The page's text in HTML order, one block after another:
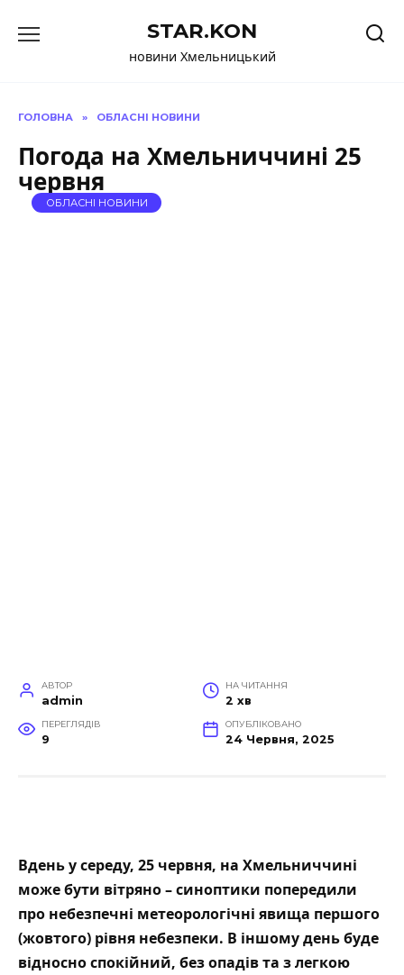
до
STAR.KON
новини Хмельницький
ГОЛОВНА » ОБЛАСНІ НОВИНИ
Погода на Хмельниччині 25
червня
ОБЛАСНІ НОВИНИ
АВТОР
admin
НА ЧИТАННЯ
2 хв
ПЕРЕГЛЯДІВ
9
ОПУБЛІКОВАНО
24 Червня, 2025
Вдень у середу, 25 червня, на Хмельниччині
може бути вітряно – синоптики попередили
про небезпечні метеорологічні явища першого
(жовтого) рівня небезпеки. В іншому день буде
відносно спокійний, без опадів та з легкою